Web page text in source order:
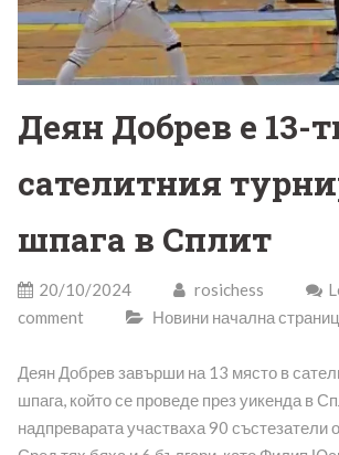
Деян Добрев е 13-
сателитния
шпага в Сплит
20/10/2024 rosichess
comment
Новини начална
Деян Добрев завърши на 13 място в
шпага, който се проведе през уикенда в
надпреварата участваха 90 състезатели